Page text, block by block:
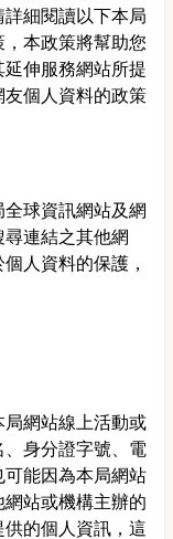
細閱讀以下本局
本政策將幫助您
伸服務網站所提
個人資料的政策
球資訊網站及網
連結之其他網
人資料的保護，
網站線上活動或
身分證字號、電
能因為本局網站
站或機構主辦的
的個人資訊，這